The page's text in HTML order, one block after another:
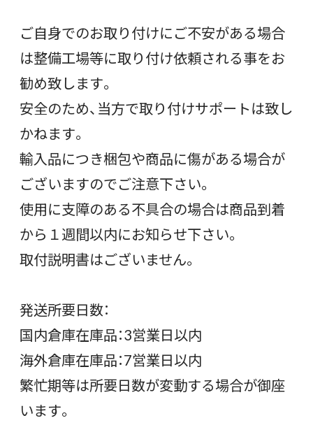
ご自身でのお取り付けにご不安がある場合
は整備工場等に取り付け依頼される事をお
勧め致します。
安全のため、当方で取り付けサポートは致し
かねます。
輸入品につき梱包や商品に傷がある場合が
ございますのでご注意下さい。
使用に支障のある不具合の場合は商品到着
から１週間以内にお知らせ下さい。
取付説明書はございません。
発送所要日数：
国内倉庫在庫品：3営業日以内
海外倉庫在庫品：7営業日以内
繁忙期等は所要日数が変動する場合が御座
います。